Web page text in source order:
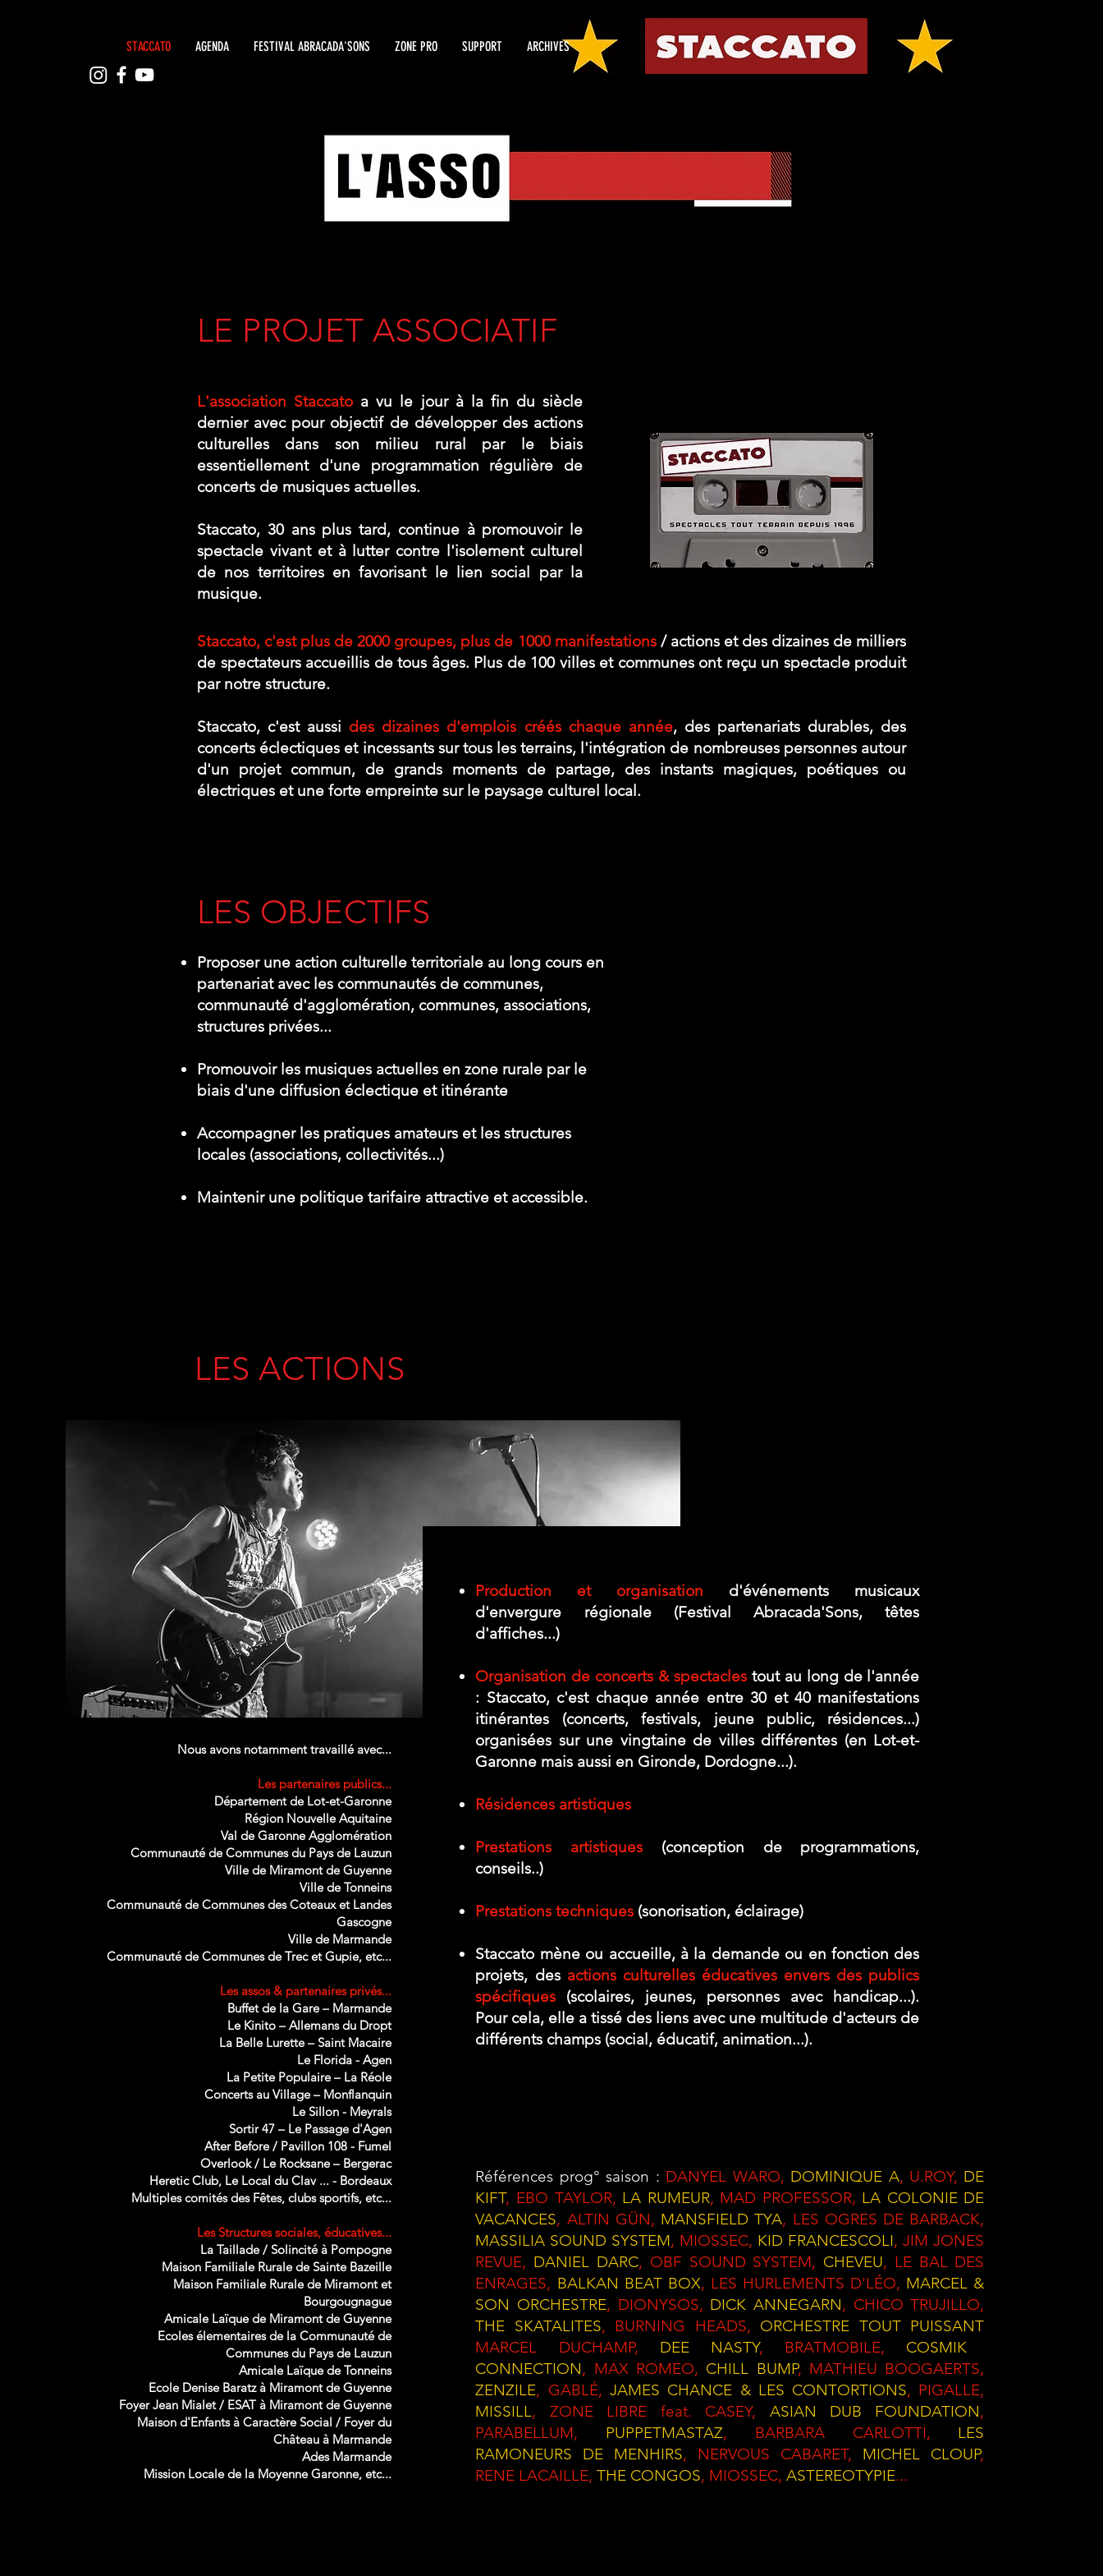
STACCATO AGENDA FESTIVAL ABRACADA'SONS ZONE PRO SUPPORT ARCHIVES
LE PROJET ASSOCIATIF
L'association Staccato a vu le jour à la fin du siècle
dernier avec pour objectif de développer des actions
culturelles dans son milieu rural par le biais
essentiellement d'une programmation régulière de
concerts de musiques actuelles.
Staccato, 30 ans plus tard, continue à promouvoir le
spectacle vivant et à lutter contre l'isolement culturel
de nos territoires en favorisant le lien social par la
musique.
Staccato, c'est plus de 2000 groupes, plus de 1000 manifestations / actions et des dizaines de milliers
de spectateurs accueillis de tous âges. Plus de 100 villes et communes ont reçu un spectacle produit
par notre structure.
Staccato, c'est aussi des dizaines d'emplois créés chaque année, des partenariats durables, des
concerts éclectiques et incessants sur tous les terrains, l'intégration de nombreuses personnes autour
d'un projet commun, de grands moments de partage, des instants magiques, poétiques ou
électriques et une forte empreinte sur le paysage culturel local.
LES OBJECTIFS
Proposer une action culturelle territoriale au long cours en
partenariat avec les communautés de communes,
communauté d'agglomération, communes, associations,
structures privées...
Promouvoir les musiques actuelles en zone rurale par le
biais d'une diffusion éclectique et itinérante
Accompagner les pratiques amateurs et les structures
locales (associations, collectivités...)
Maintenir une politique tarifaire attractive et accessible.
LES ACTIONS
Nous avons notamment travaillé avec...
Les partenaires publics...
Département de Lot-et-Garonne
Région Nouvelle Aquitaine
Val de Garonne Agglomération
Communauté de Communes du Pays de Lauzun
Ville de Miramont de Guyenne
Ville de Tonneins
Communauté de Communes des Coteaux et Landes
Gascogne
Ville de Marmande
Communauté de Communes de Trec et Gupie, etc...
Les assos & partenaires privés...
Buffet de la Gare – Marmande
Le Kinito – Allemans du Dropt
La Belle Lurette – Saint Macaire
Le Florida - Agen
La Petite Populaire – La Réole
Concerts au Village – Monflanquin
Le Sillon - Meyrals
Sortir 47 – Le Passage d'Agen
After Before / Pavillon 108 - Fumel
Overlook / Le Rocksane – Bergerac
Heretic Club, Le Local du Clav ... - Bordeaux
Multiples comités des Fêtes, clubs sportifs, etc...
Les Structures sociales, éducatives...
La Taillade / Solincité à Pompogne
Maison Familiale Rurale de Sainte Bazeille
Maison Familiale Rurale de Miramont et
Bourgougnague
Amicale Laïque de Miramont de Guyenne
Ecoles élementaires de la Communauté de
Communes du Pays de Lauzun
Amicale Laïque de Tonneins
Ecole Denise Baratz à Miramont de Guyenne
Foyer Jean Mialet / ESAT à Miramont de Guyenne
Maison d'Enfants à Caractère Social / Foyer du
Château à Marmande
Ades Marmande
Mission Locale de la Moyenne Garonne, etc...
Production et organisation d'événements musicaux
d'envergure régionale (Festival Abracada'Sons, têtes
d'affiches...)
Organisation de concerts & spectacles tout au long de l'année
: Staccato, c'est chaque année entre 30 et 40 manifestations
itinérantes (concerts, festivals, jeune public, résidences...)
organisées sur une vingtaine de villes différentes (en Lot-et-
Garonne mais aussi en Gironde, Dordogne...).​
Résidences artistiques
Prestations artistiques (conception de programmations,
conseils..)
Prestations techniques (sonorisation, éclairage)
Staccato mène ou accueille, à la demande ou en fonction des
projets, des actions culturelles éducatives envers des publics
spécifiques (scolaires, jeunes, personnes avec handicap...).
Pour cela, elle a tissé des liens avec une multitude d'acteurs de
différents champs (social, éducatif, animation...).
Références prog° saison : DANYEL WARO, DOMINIQUE A, U.ROY, DE
KIFT, EBO TAYLOR, LA RUMEUR, MAD PROFESSOR, LA COLONIE DE
VACANCES, ALTIN GÜN, MANSFIELD TYA, LES OGRES DE BARBACK,
MASSILIA SOUND SYSTEM, MIOSSEC, KID FRANCESCOLI, JIM JONES
REVUE, DANIEL DARC, OBF SOUND SYSTEM, CHEVEU, LE BAL DES
ENRAGES, BALKAN BEAT BOX, LES HURLEMENTS D'LÉO, MARCEL &
SON ORCHESTRE, DIONYSOS, DICK ANNEGARN, CHICO TRUJILLO,
THE SKATALITES, BURNING HEADS, ORCHESTRE TOUT PUISSANT
MARCEL DUCHAMP, DEE NASTY, BRATMOBILE, COSMIK
CONNECTION, MAX ROMEO, CHILL BUMP, MATHIEU BOOGAERTS,
ZENZILE, GABLÉ,JAMES CHANCE & LES CONTORTIONS, PIGALLE,
MISSILL, ZONE LIBRE feat. CASEY, ASIAN DUB FOUNDATION,
PARABELLUM, PUPPETMASTAZ, BARBARA CARLOTTI, LES
RAMONEURS DE MENHIRS, NERVOUS CABARET, MICHEL CLOUP,
RENE LACAILLE,THE CONGOS, MIOSSEC,ASTEREOTYPIE...